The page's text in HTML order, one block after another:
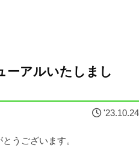
ーアルいたしまし
'23.10.24
うございます。